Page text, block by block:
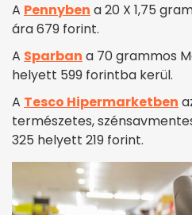
A Pennyben a 20 X 1,75
ára 679 forint.
A Sparban a 70 grammos
helyett 599 forintba kerül.
A Tesco Hipermarketben
természetes,
325 helyett 219 forint.